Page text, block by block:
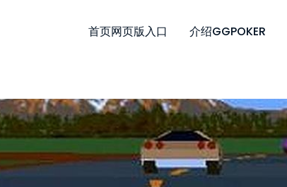
首页网页版入口 介绍GGPOKER